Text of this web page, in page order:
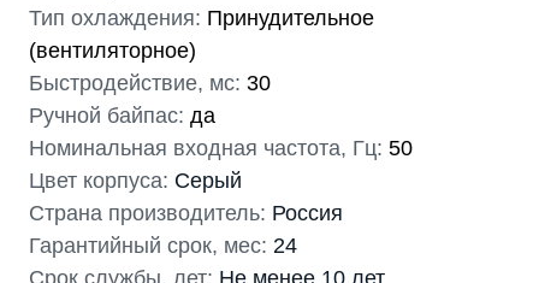
Тип охлаждения: Принудительное
(вентиляторное)
Быстродействие, мс: 30
Ручной байпас: да
Номинальная входная частота, Гц: 50
Цвет корпуса: Серый
Страна производитель: Россия
Гарантийный срок, мес: 24